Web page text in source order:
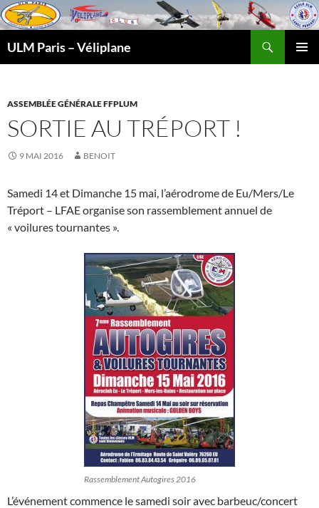
ULM Paris – Véliplane
ASSEMBLÉE GÉNÉRALE FFPLUM
SORTIE AU TRÉPORT !
9 MAI 2016 BENOIT
Samedi 14 et Dimanche 15 mai, l’aérodrome de Eu/Mers/Le
Tréport – LFAE organise son rassemblement annuel de
« voilures tournantes ».
Rassemblement Autogires 2016
L’événement commence le samedi soir avec barbeuc/concert